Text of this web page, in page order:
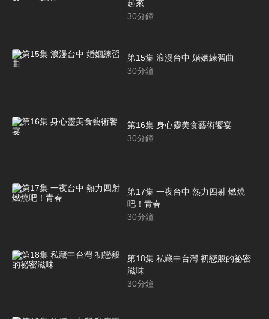
起來
30分鐘
第15集 浪漫台中 婚姻練習曲
30分鐘
第16集 身心靈美食藝術饗宴
30分鐘
第17集 一夜台中 熱力四射 燃燒
吧！青春
30分鐘
第18集 私藏中台灣 初戀般的祕密
滋味
30分鐘